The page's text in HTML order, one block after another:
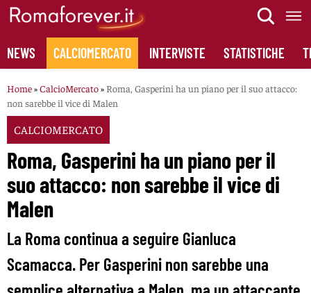
Skip
content
NEWS CALCIOMERCATO INTERVISTE STATISTICHE
Home»CalcioMercato» Roma, Gasperini ha un piano per il suo attacco:
non sarebbe il vice di Malen
CALCIOMERCATO
Roma, Gasperini ha un piano per il
suo attacco: non sarebbe il vice di
Malen
La Roma continua a seguire Gianluca
Scamacca. Per Gasperini non sarebbe una